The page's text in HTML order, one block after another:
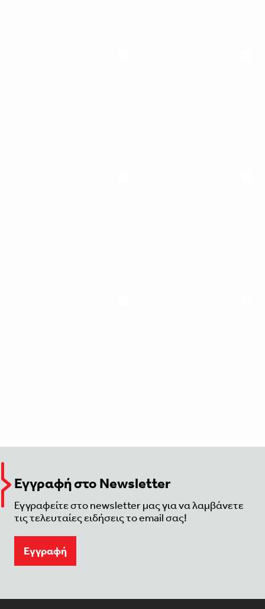
Εγγραφή στο Newsletter
Εγγραφείτε στο newsletter μας για να λαμβάνετε
τις τελευταίες ειδήσεις το email σας!
Eγγραφή